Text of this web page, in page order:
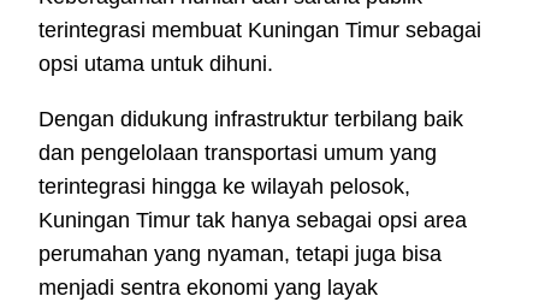
terintegrasi membuat Kuningan Timur sebagai
opsi utama untuk dihuni.
Dengan didukung infrastruktur terbilang baik
dan pengelolaan transportasi umum yang
terintegrasi hingga ke wilayah pelosok,
Kuningan Timur tak hanya sebagai opsi area
perumahan yang nyaman, tetapi juga bisa
menjadi sentra ekonomi yang layak